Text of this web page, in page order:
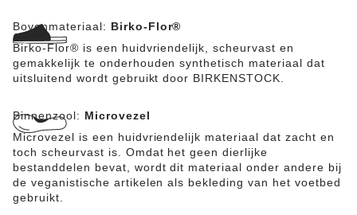
Bovenmateriaal: Birko-Flor®
Birko-Flor® is een huidvriendelijk, scheurvast en
gemakkelijk te onderhouden synthetisch materiaal dat
uitsluitend wordt gebruikt door BIRKENSTOCK.
Binnenzool: Microvezel
Microvezel is een huidvriendelijk materiaal dat zacht en
toch scheurvast is. Omdat het geen dierlijke
bestanddelen bevat, wordt dit materiaal onder andere bij
de veganistische artikelen als bekleding van het voetbed
gebruikt.